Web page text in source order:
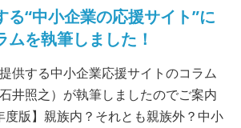
る“中小企業の応援サイト”に
を執筆しました！
供する中小企業応援サイトのコラム
井照之）が執筆しましたのでご案内
度版】親族内？それとも親族外？中小